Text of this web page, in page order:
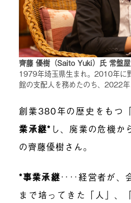
齊藤 優樹（Saito Yuki）氏 常盤
1979年埼玉県生まれ。2010年に
館の支配人を務めたのち、2022年
創業380年の歴史をもつ
業承継* し、廃業の危機か
の齊藤優樹さん。
*事業承継‥‥経営者が、
まで培ってきた「人」、